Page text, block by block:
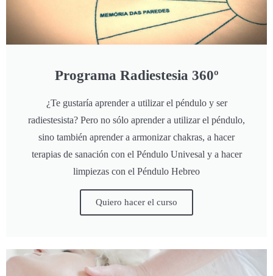
Programa Radiestesia 360º
¿Te gustaría aprender a utilizar el péndulo y ser
radiestesista? Pero no sólo aprender a utilizar el péndulo,
sino también aprender a armonizar chakras, a hacer
terapias de sanación con el Péndulo Univesal y a hacer
limpiezas con el Péndulo Hebreo
Quiero hacer el curso